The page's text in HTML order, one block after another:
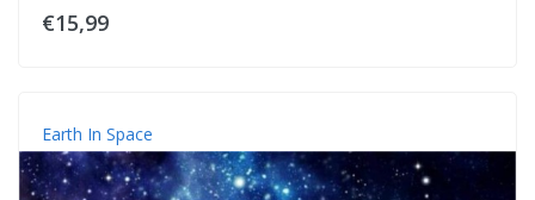
€15,99
Earth In Space